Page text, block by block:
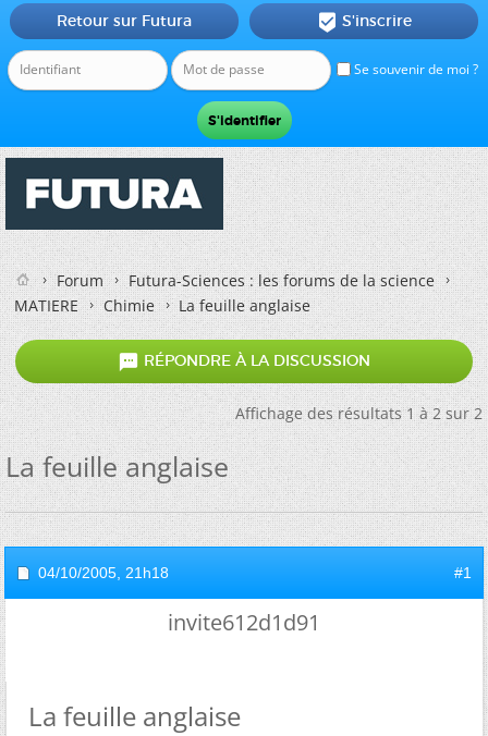
Se souvenir de moi ?
Retour sur Futura  S'inscrire
Forum
Futura-Sciences : les forums de la science
MATIERE
Chimie La feuille anglaise
 RÉPONDRE À LA DISCUSSION
Affichage des résultats 1 à 2 sur 2
La feuille anglaise
04/10/2005, 21h18 #1
invite612d1d91
La feuille anglaise